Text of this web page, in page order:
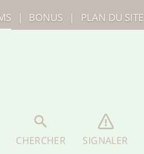
CHERCHER SIGNALER
| BONUS | PLAN DU SITE